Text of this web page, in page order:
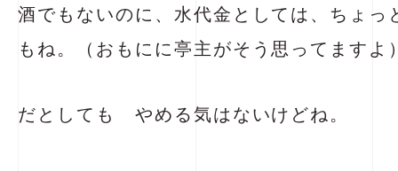
酒でもないのに、水代金としては、ちょっ
もね。（おもにに亭主がそう思ってますよ
だとしても やめる気はないけどね。